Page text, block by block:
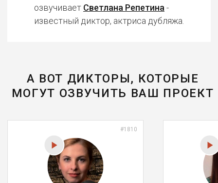
озвучивает Светлана Репетина -
известный диктор, актриса дубляжа.
А ВОТ ДИКТОРЫ, КОТОРЫЕ
МОГУТ ОЗВУЧИТЬ ВАШ ПРОЕКТ
#1810